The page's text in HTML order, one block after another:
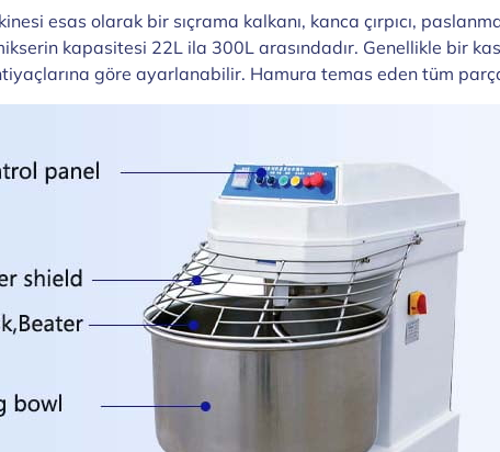
esas olarak bir sıçrama kalkanı, kanca çırpıcı,
kapasitesi 22L ila 300L arasındadır. Genellikle bir
göre ayarlanabilir. Hamura temas eden tüm